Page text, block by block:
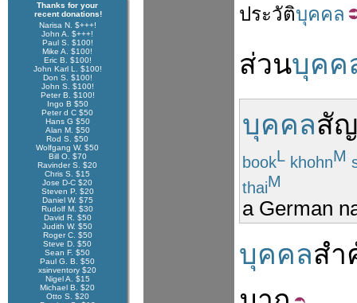
Thanks for your
recent donations!
Narisa N. $+++!
John A. $+++!
Paul S. $100!
Mike A. $100!
Eric B. $100!
John Karl L. $100!
Don S. $100!
John S. $100!
Peter B. $100!
Ingo B $50
Peter d C $50
Hans G $50
Alan M. $50
Rod S. $50
Wolfgang W. $50
Bill O. $70
Ravinder S. $20
Chris S. $15
Jose D-C $20
Steven P. $20
Daniel W. $75
Rudolf M. $30
David R. $50
Judith W. $50
Roger C. $50
Steve D. $50
Sean F. $50
Paul G. B. $50
xsinventory $20
Nigel A. $15
Michael B. $20
Otto S. $20
ประวัติบุคคล
ส่วนบุคค
บุคคลสั
bookL khohnM
thaiM
a German
บุคคลส